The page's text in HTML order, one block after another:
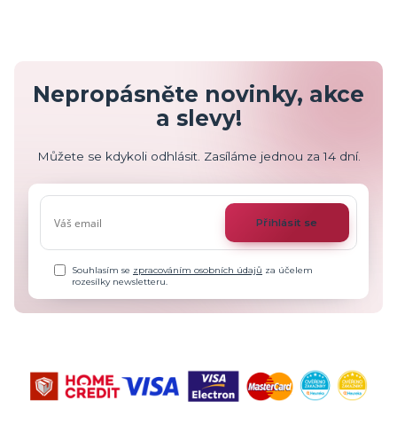
Nepropásněte novinky, akce
a slevy!
Můžete se kdykoli odhlásit. Zasíláme jednou za 14 dní.
Přihlásit se
Souhlasím se zpracováním osobních údajů za účelem
rozesílky newsletteru.